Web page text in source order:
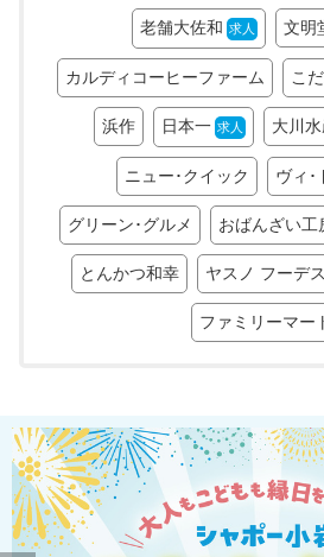
老舗大佐和 求人 文明
カルディコーヒーファーム こ
浜作 日本一 求人 大川
ニュー･クイック ヴィ･
グリーン･グルメ おばんざい工
とんかつ和幸 ヤスノ フーデ
ファミリーマー